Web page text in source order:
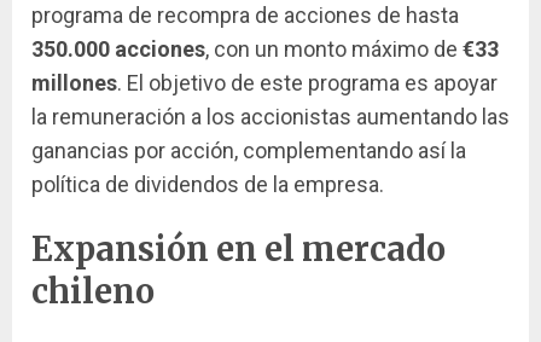
programa de recompra de acciones de hasta
350.000 acciones, con un monto máximo de €33
millones. El objetivo de este programa es apoyar
la remuneración a los accionistas aumentando las
ganancias por acción, complementando así la
política de dividendos de la empresa.
Expansión en el mercado
chileno